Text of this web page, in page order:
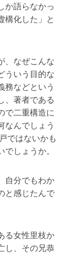
か語らなかっ
構化した」と
、なぜこんな
ういう目的な
務などという
、著者である
で二重構造に
なんでしょう
ではないかも
しょうか。
自分でもわか
と感じたんで
る女性里枝か
し、その兄恭